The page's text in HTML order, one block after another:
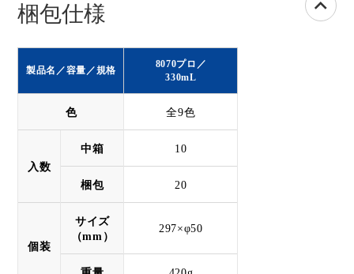
梱包仕様
製品名／容量／規格
8070プロ ／
330mL
色 全9色
入数
中箱 10
梱包 20
個装
サイズ
（mm）
297×φ50